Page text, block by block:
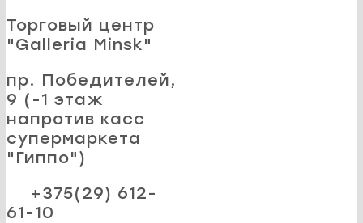
Торговый центр
"Galleria Minsk"
пр. Победителей,
9 (-1 этаж
напротив касс
супермаркета
"Гиппо")
+375(29) 612-
61-10